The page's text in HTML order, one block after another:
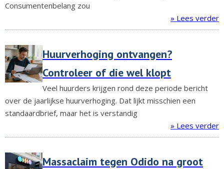
Consumentenbelang zou
» Lees verder
Huurverhoging ontvangen?
Controleer of die wel klopt
Veel huurders krijgen rond deze periode bericht
over de jaarlijkse huurverhoging. Dat lijkt misschien een
standaardbrief, maar het is verstandig
» Lees verder
Massaclaim tegen Odido na groot